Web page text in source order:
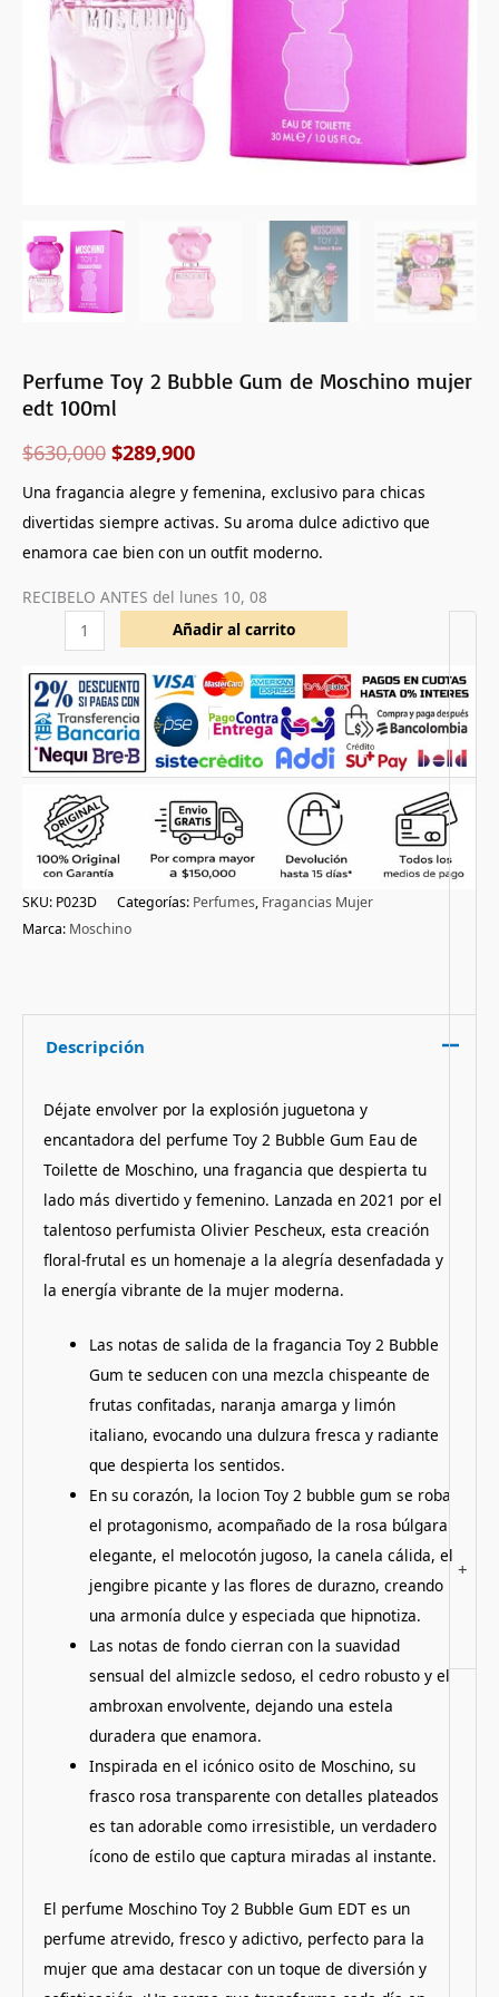
Perfume Toy 2 Bubble Gum de Moschino mujer
edt 100ml
$630,000 $289,900
Una fragancia alegre y femenina, exclusivo para chicas
divertidas siempre activas. Su aroma dulce adictivo que
enamora cae bien con un outfit moderno.
RECIBELO ANTES del lunes 10, 08
100ml
+
Añadir al carrito
SKU: P023D Categorías: Perfumes, Fragancias Mujer
Marca: Moschino
Descripción
Déjate envolver por la explosión juguetona y
encantadora del perfume Toy 2 Bubble Gum Eau de
Toilette de Moschino, una fragancia que despierta tu
lado más divertido y femenino. Lanzada en 2021 por el
talentoso perfumista Olivier Pescheux, esta creación
floral-frutal es un homenaje a la alegría desenfadada y
la energía vibrante de la mujer moderna.
Las notas de salida de la fragancia Toy 2 Bubble
Gum te seducen con una mezcla chispeante de
frutas confitadas, naranja amarga y limón
italiano, evocando una dulzura fresca y radiante
que despierta los sentidos.
En su corazón, la locion Toy 2 bubble gum se roba
el protagonismo, acompañado de la rosa búlgara
elegante, el melocotón jugoso, la canela cálida, el
jengibre picante y las flores de durazno, creando
una armonía dulce y especiada que hipnotiza.
Las notas de fondo cierran con la suavidad
sensual del almizcle sedoso, el cedro robusto y el
ambroxan envolvente, dejando una estela
duradera que enamora.
Inspirada en el icónico osito de Moschino, su
frasco rosa transparente con detalles plateados
es tan adorable como irresistible, un verdadero
ícono de estilo que captura miradas al instante.
El perfume Moschino Toy 2 Bubble Gum EDT es un
perfume atrevido, fresco y adictivo, perfecto para la
mujer que ama destacar con un toque de diversión y